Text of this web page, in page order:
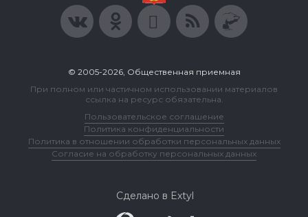
© 2005-2026, Общественная приемная
При полном или частичном использовании материалов
ссылка на ресурс обязательна.
Пользовательское соглашение
Политика конфиденциальности
Политика в отношении обработки персональных данных
Согласие на обработку персональных данных
Сделано в Extyl